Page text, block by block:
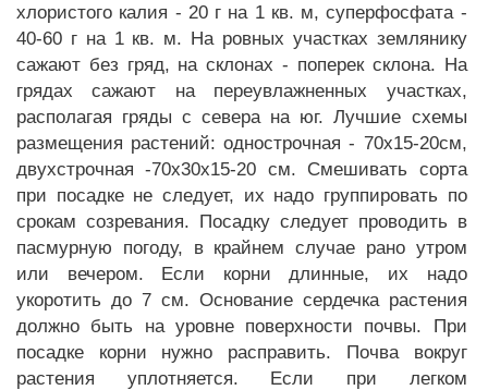
хлористого калия - 20 г на 1 кв. м, суперфосфата -
40-60 г на 1 кв. м. На ровных участках землянику
сажают без гряд, на склонах - поперек склона. На
грядах сажают на переувлажненных участках,
располагая гряды с севера на юг. Лучшие схемы
размещения растений: однострочная - 70х15-20см,
двухстрочная -70х30х15-20 см. Смешивать сорта
при посадке не следует, их надо группировать по
срокам созревания. Посадку следует проводить в
пасмурную погоду, в крайнем случае рано утром
или вечером. Если корни длинные, их надо
укоротить до 7 см. Основание сердечка растения
должно быть на уровне поверхности почвы. При
посадке корни нужно расправить. Почва вокруг
растения уплотняется. Если при легком